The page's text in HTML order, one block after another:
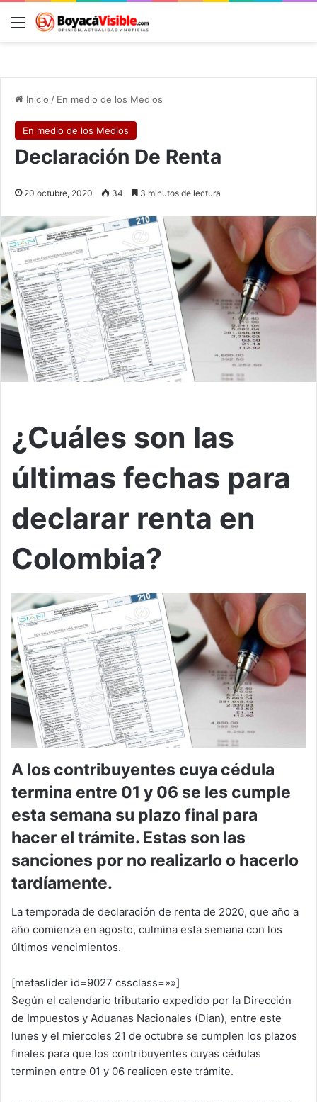
Menú
Inicio / En medio de los Medios
En medio de los Medios
Declaración De Renta
20 octubre, 2020 34 3 minutos de lectura
¿Cuáles son las
últimas fechas para
declarar renta en
Colombia?
A los contribuyentes cuya cédula
termina entre 01 y 06 se les cumple
esta semana su plazo final para
hacer el trámite. Estas son las
sanciones por no realizarlo o hacerlo
tardíamente.
La temporada de declaración de renta de 2020, que año a
año comienza en agosto, culmina esta semana con los
últimos vencimientos.
[metaslider id=9027 cssclass=»»]
Según el calendario tributario expedido por la Dirección
de Impuestos y Aduanas Nacionales (Dian), entre este
lunes y el miercoles 21 de octubre se cumplen los plazos
finales para que los contribuyentes cuyas cédulas
terminen entre 01 y 06 realicen este trámite.